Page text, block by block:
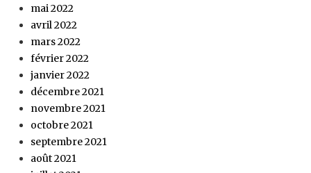
mai 2022
avril 2022
mars 2022
février 2022
janvier 2022
décembre 2021
novembre 2021
octobre 2021
septembre 2021
août 2021